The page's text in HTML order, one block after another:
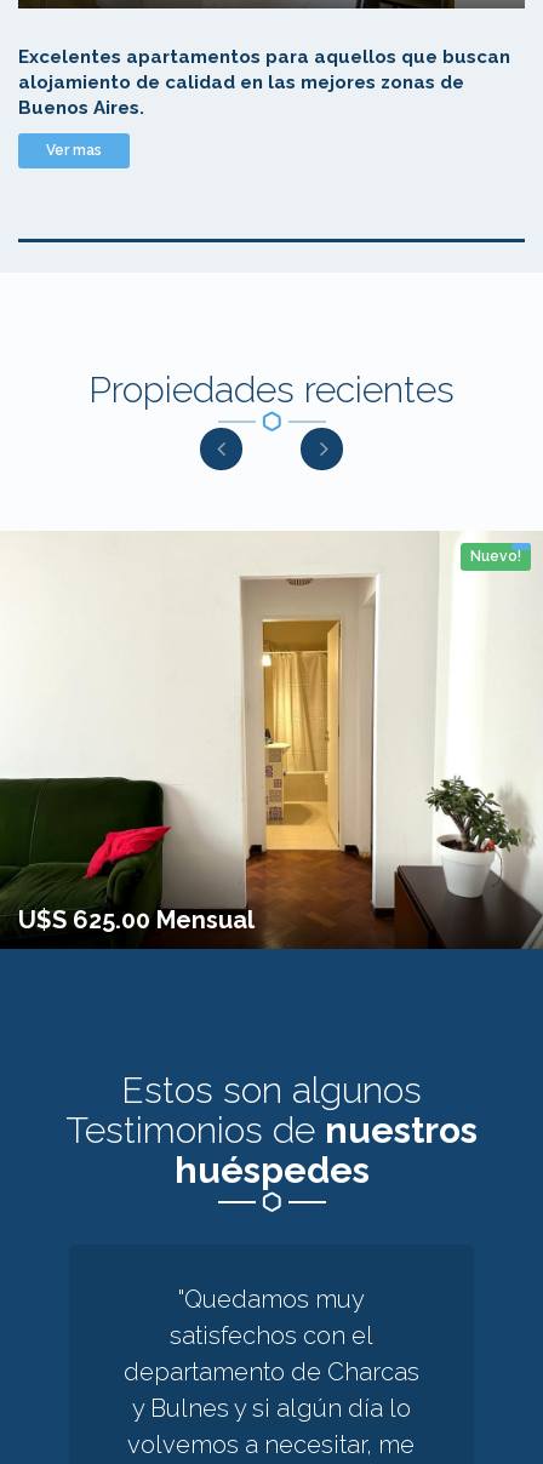
Excelentes apartamentos para aquellos que buscan
alojamiento de calidad en las mejores zonas de
Buenos Aires.
Ver mas
Propiedades recientes
1 Habitaciones No
Nuevo!
U$S 625.00 Mensual
Estos son algunos
Testimonios de nuestros
huéspedes
"Quedamos muy
satisfechos con el
departamento de Charcas
y Bulnes y si algún día lo
volvemos a necesitar, me